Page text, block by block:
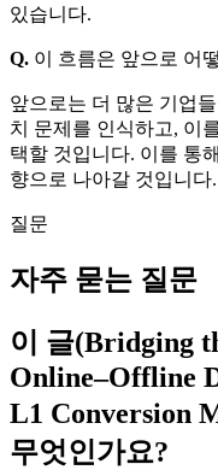
있습니다.
Q. 이 흐름은 앞으로 어
앞으로는 더 많은 기업
치 문제를 인식하고, 이
택할 것입니다. 이를 통
향으로 나아갈 것입니다.
질문
자주 묻는 질문
이 글(Bridging
Online–Offline
L1 Conversion
무엇인가요?